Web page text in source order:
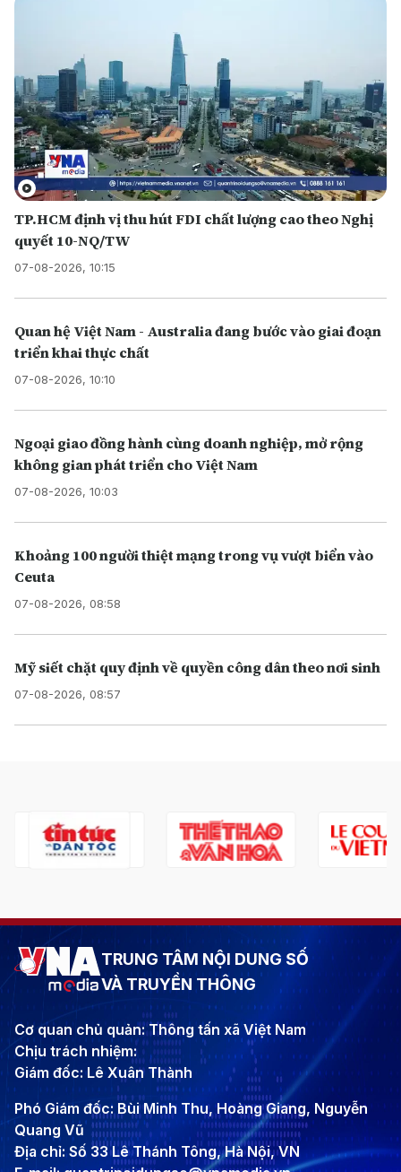
TP.HCM định vị thu hút FDI chất lượng cao theo Nghị
quyết 10-NQ/TW
07-08-2026, 10:15
Quan hệ Việt Nam - Australia đang bước vào giai đoạn
triển khai thực chất
07-08-2026, 10:10
Ngoại giao đồng hành cùng doanh nghiệp, mở rộng
không gian phát triển cho Việt Nam
07-08-2026, 10:03
Khoảng 100 người thiệt mạng trong vụ vượt biển vào
Ceuta
07-08-2026, 08:58
Mỹ siết chặt quy định về quyền công dân theo nơi sinh
07-08-2026, 08:57
TRUNG TÂM NỘI DUNG SỐ
VÀ TRUYỀN THÔNG
Cơ quan chủ quản: Thông tấn xã Việt Nam
Chịu trách nhiệm:
Giám đốc: Lê Xuân Thành
Phó Giám đốc: Bùi Minh Thu, Hoàng Giang, Nguyễn
Quang Vũ
Địa chỉ: Số 33 Lê Thánh Tông, Hà Nội, VN